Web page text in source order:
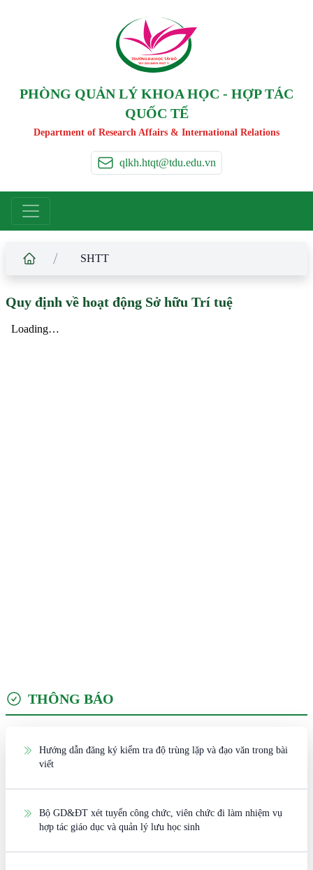
TRƯỜNG ĐẠI HỌC TÂY ĐÔ
TAY DO UNIVERSIT Y
PHÒNG QUẢN LÝ KHOA HỌC - HỢP TÁC
QUỐC TẾ
Department of Research Affairs & International Relations
qlkh.htqt@tdu.edu.vn
/ SHTT
Quy định về hoạt động Sở hữu Trí tuệ
THÔNG BÁO
Hướng dẫn đăng ký kiểm tra độ trùng lặp và đạo văn trong bài
viết
Bộ GD&ĐT xét tuyển công chức, viên chức đi làm nhiệm vụ
hợp tác giáo dục và quản lý lưu học sinh